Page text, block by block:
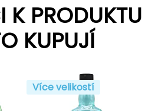
K PRODUKTU
KUPUJÍ
Více velikostí